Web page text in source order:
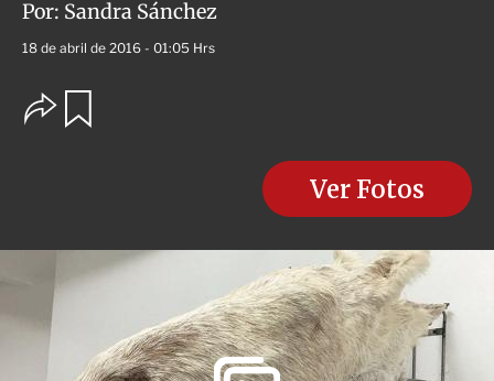
Por: Sandra Sánchez
18 de abril de 2016 - 01:05 Hrs
O
p
s
e
Ver Fotos